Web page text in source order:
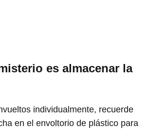
es almacenar la
individualmente, recuerde
en el envoltorio de plástico para